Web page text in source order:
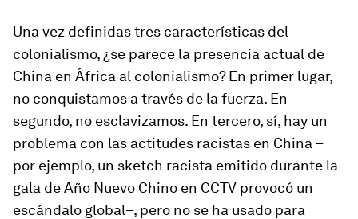
Una vez definidas tres características del
colonialismo, ¿se parece la presencia actual de
China en África al colonialismo? En primer lugar,
no conquistamos a través de la fuerza. En
segundo, no esclavizamos. En tercero, sí, hay un
problema con las actitudes racistas en China –
por ejemplo, un sketch racista emitido durante la
gala de Año Nuevo Chino en CCTV provocó un
escándalo global–, pero no se ha usado para